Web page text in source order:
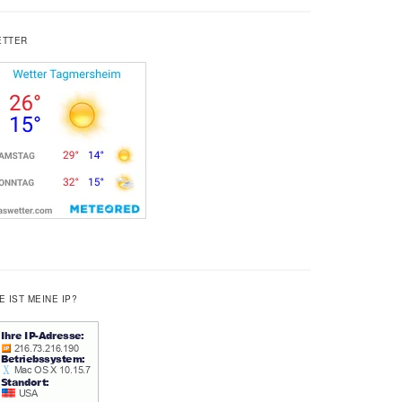
IST MEINE IP?